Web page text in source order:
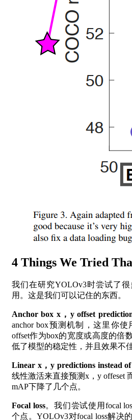
4 Things We Tried
我们在研究YOLOv3时尝试了
用。这是我们可以记住的东西。
Anchor box x，y offset
anchor box预测机制，这里你
offset作为box的宽度或高度的倍
低了模型的稳定性，并且效果不佳
Linear x，y predictions instead
线性激活来直接预测x，y offeset
mAP下降了几个点。
Focal loss。我们尝试使用focal
个点。YOLOv3对focal loss解决